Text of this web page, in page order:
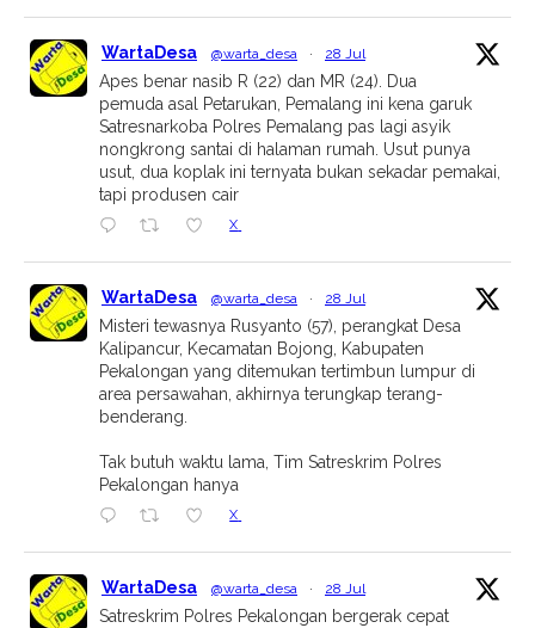
WartaDesa @warta_desa · 28 Jul
Apes benar nasib R (22) dan MR (24). Dua
pemuda asal Petarukan, Pemalang ini kena garuk
Satresnarkoba Polres Pemalang pas lagi asyik
nongkrong santai di halaman rumah. Usut punya
usut, dua koplak ini ternyata bukan sekadar pemakai,
tapi produsen cair
X
WartaDesa @warta_desa · 28 Jul
Misteri tewasnya Rusyanto (57), perangkat Desa
Kalipancur, Kecamatan Bojong, Kabupaten
Pekalongan yang ditemukan tertimbun lumpur di
area persawahan, akhirnya terungkap terang-
benderang.
Tak butuh waktu lama, Tim Satreskrim Polres
Pekalongan hanya
X
WartaDesa @warta_desa · 28 Jul
Satreskrim Polres Pekalongan bergerak cepat